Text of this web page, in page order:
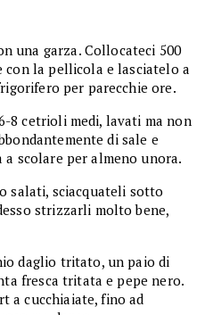
una garza. Collocateci 500
la pellicola e lasciatelo a
per parecchie ore.
8 cetrioli medi, lavati ma non
di sale e
scolare per almeno unora.
salati, sciacquateli sotto
strizzarli molto bene,
daglio tritato, un paio di
fresca tritata e pepe nero.
a cucchiaiate, fino ad